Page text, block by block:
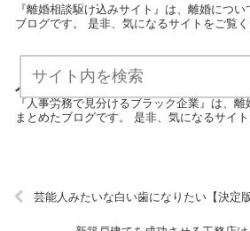
『離婚相談駆け込みサイト』は、離婚につ
ブログです。 是非、気になるサイトをご覧
人事労務で見分けるブラック企業【
『人事労務で見分けるブラック企業』は、
まとめたブログです。 是非、気になるサイ
芸能人みたいな白い歯になりたい【決定版